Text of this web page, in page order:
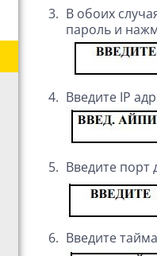
В обоих
пароль и
Введите IP
Введите порт
Введите